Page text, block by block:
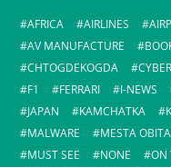
AFRICA
AIRLINES
AV MANUFACTURE
CHTOGDEKOGDA
F1
FERRARI I-NEWS
JAPAN
KAMCHATKA
MALWARE
MESTA
MUST SEE
NONE
ON